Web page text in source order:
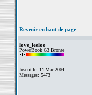
Revenir en haut de page
love_leeloo
PowerBook G3 Bronze
Inscrit le: 11 Mar 2004
Messages: 5473